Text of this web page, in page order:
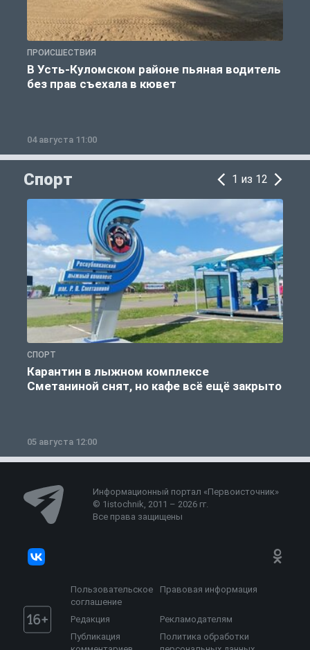
ПРОИСШЕСТВИЯ
В Усть-Куломском районе пьяная водитель
без прав съехала в кювет
04 августа 11:00
Спорт 1 из 12
СПОРТ
Карантин в лыжном комплексе
Сметаниной снят, но кафе всё ещё закрыто
05 августа 12:00
Информационный портал «Первоисточник»
© 1istochnik, 2011 – 2026 гг.
Все права защищены
Пользовательское
соглашение
Правовая информация
Редакция
Рекламодателям
Публикация
Политика обработки